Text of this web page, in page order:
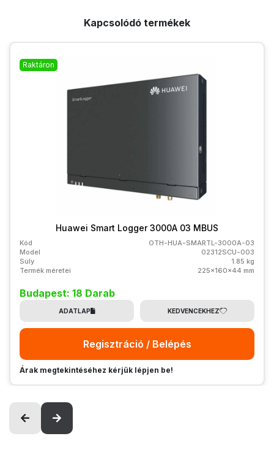
Kapcsolódó termékek
Raktáron
Huawei Smart Logger 3000A 03 MBUS
Kód
OTH-HUA-SMARTL-3000A-03
Model
02312SCU-003
Súly
1.85 kg
Termék méretei
225x160x44 mm
Budapest: 18 Darab
ADATLAP KEDVENCEKHEZ
Regisztráció / Belépés
Árak megtekintéséhez kérjük lépjen be!